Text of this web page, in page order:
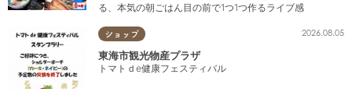
る、本気の朝ごはん目の前で1つ1つ作るライブ感
ショップ 2026.08.05
東海市観光物産プラザ
トマトｄe健康フェスティバル